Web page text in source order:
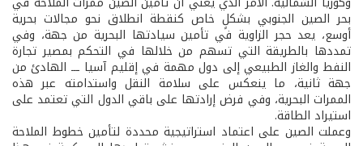
بحر الصين الجنوبي بشكلٍ خاص كنقطة انطلاق نحو مجالات بحرية
أوسع، يعد حجر الزاوية في تأمين سيادتها البحرية من جهة، وفي
تمددها بالطريقة التي تسهم من خلالها في التحكم بمصير تجارة
النفط والغاز الطبيعي إلى دول مهمة في إقليم آسيا ـــ الهادئ من
جهة ثانية، ما ينعكس على سلامة النقل واستدامته عبر هذه
الممرات البحرية، وفي فرض إرادتها على باقي الدول التي تعتمد على
استيراد الطاقة.
وعملت الصين على اعتماد استراتيجية محددة لتأمين خطوط الملاحة